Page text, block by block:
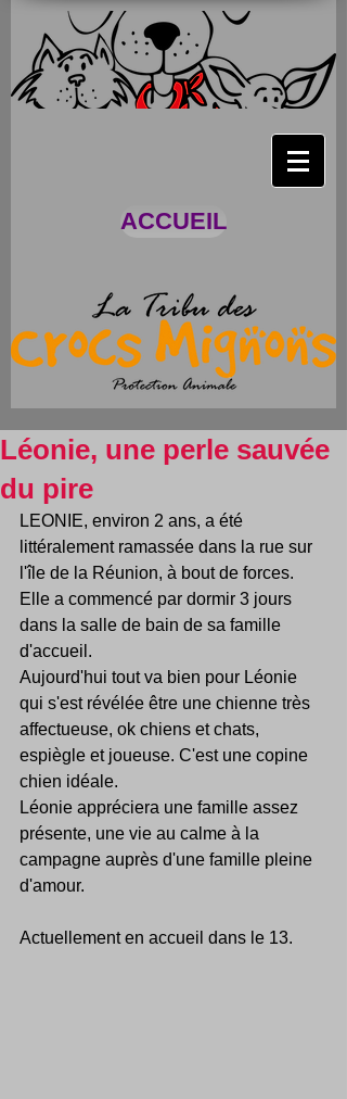
ACCUEIL
Léonie, une perle sauvée
du pire
LEONIE, environ 2 ans, a été
littéralement ramassée dans la rue sur
l'île de la Réunion, à bout de forces.
Elle a commencé par dormir 3 jours
dans la salle de bain de sa famille
d'accueil.
Aujourd'hui tout va bien pour Léonie
qui s'est révélée être une chienne très
affectueuse, ok chiens et chats,
espiègle et joueuse. C'est une copine
chien idéale.
Léonie appréciera une famille assez
présente, une vie au calme à la
campagne auprès d'une famille pleine
d'amour.
Actuellement en accueil dans le 13.